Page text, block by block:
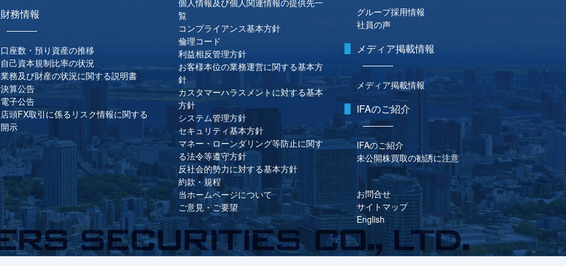
財務情報
口座数・預り資産の推移
自己資本規制比率の状況
業務及び財産の状況に関する説明書
決算公告
電子公告
店頭FX取引に係るリスク情報に関する
開示
覧
コンプライアンス基本方針
倫理コード
利益相反管理方針
お客様本位の業務運営に関する基本方
針
カスタマーハラスメントに対する基本
方針
システム管理方針
セキュリティ基本方針
マネー・ローンダリング等防止に関す
る法令等遵守方針
反社会的勢力に対する基本方針
約款・規程
当ホームページについて
ご意見・ご要望
グループ採用情報
社員の声
メディア掲載情報
メディア掲載情報
IFAのご紹介
IFAのご紹介
未公開株買取の勧誘に注意
お問合せ
サイトマップ
English